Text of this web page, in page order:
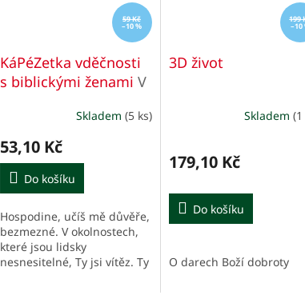
59 Kč
–10 %
KáPéZetka vděčnosti
s biblickými ženami V
Skladem (5 ks)
53,10 Kč
Do košíku
Hospodine, učíš mě důvěře,
bezmezné. V okolnostech,
které jsou lidsky
nesnesitelné, Ty jsi vítěz. Ty
199
–10
3D život
Skladem
179,10 Kč
Do košíku
O darech Boží dobroty